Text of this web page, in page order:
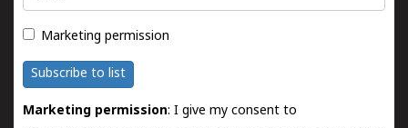
Marketing permission
Subscribe to list
Marketing permission: I give my consent to